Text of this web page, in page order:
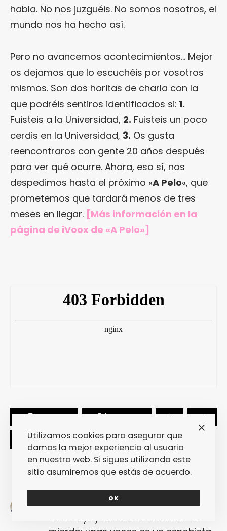
habla. No nos juzguéis. No somos nosotros, el
mundo nos ha hecho así.
Pero no avancemos acontecimientos… Mejor
os dejamos que lo escuchéis por vosotros
mismos. Son dos horitas de charla con la
que podréis sentiros identificados si: 1.
Fuisteis a la Universidad, 2. Fuisteis un poco
cerdis en la Universidad, 3. Os gusta
reencontraros con gente 20 años después
para ver qué ocurre. Ahora, eso sí, nos
despedimos hasta el próximo «A Pelo«, que
prometemos que tardará menos de tres
meses en llegar. [Más información en la
página de iVoox de «A Pelo»]
SHARE TWEET
Dr. Jeckyll y Mr. Hide modernillo de
Utilizamos cookies para asegurar que
damos la mejor experiencia al usuario
en nuestra web. Si sigues utilizando este
sitio asumiremos que estás de acuerdo.
OK